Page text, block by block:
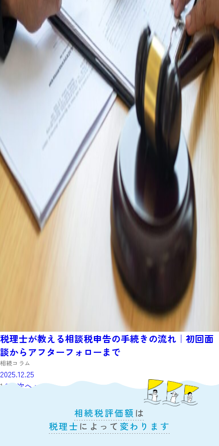
税理士が教える相談税申告の手続きの流れ｜初回面
談からアフターフォローまで
相続コラム
2025.12.25
123次へ »
相続税評価額 は
税理士 によって 変わります